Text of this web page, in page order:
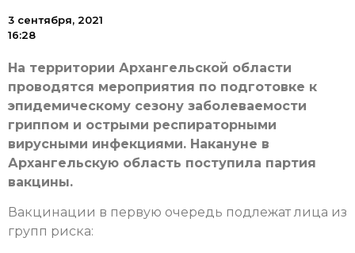
3 сентября, 2021
16:28
На территории Архангельской области
проводятся мероприятия по подготовке к
эпидемическому сезону заболеваемости
гриппом и острыми респираторными
вирусными инфекциями. Накануне в
Архангельскую область поступила партия
вакцины.
Вакцинации в первую очередь подлежат лица из
групп риска: